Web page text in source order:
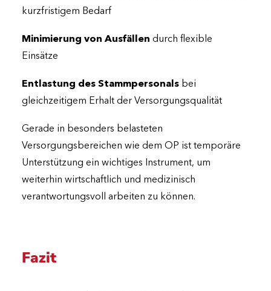
kurzfristigem Bedarf
Minimierung von Ausfällen durch flexible
Einsätze
Entlastung des Stammpersonals bei
gleichzeitigem Erhalt der Versorgungsqualität
Gerade in besonders belasteten
Versorgungsbereichen wie dem OP ist temporäre
Unterstützung ein wichtiges Instrument, um
weiterhin wirtschaftlich und medizinisch
verantwortungsvoll arbeiten zu können.
Fazit